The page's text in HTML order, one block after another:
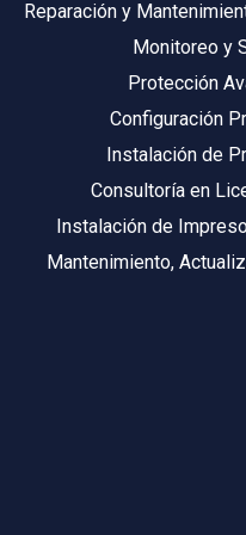
Reparación y
Monitoreo y
Protección
Configuración
Instalación de
Consultoría en
Instalación de
Mantenimiento,